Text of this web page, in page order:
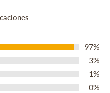
97%
3%
1%
0%